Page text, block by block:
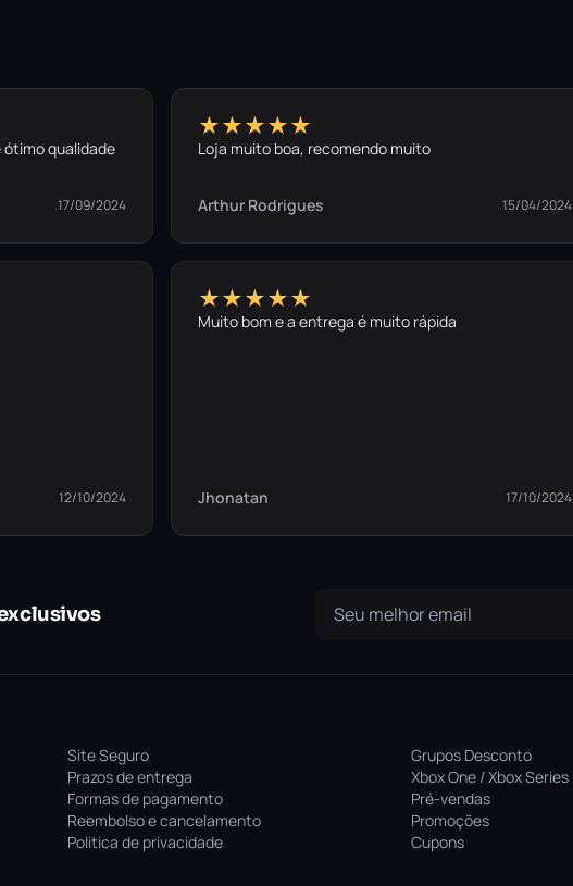
ótimo qualidade
17/09/2024
★★★★★
Loja muito boa, recomendo muito
Arthur Rodrigues 15/04/2024
12/10/2024
★★★★★
Muito bom e a entrega é muito rápida
Jhonatan 17/10/2024
Site Seguro
Prazos de entrega
Formas de pagamento
Reembolso e cancelamento
Politica de privacidade
Grupos Desconto
Xbox One / Xbox Series
Pré-vendas
Promoções
Cupons